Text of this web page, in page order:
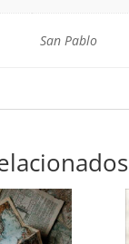
San Pablo